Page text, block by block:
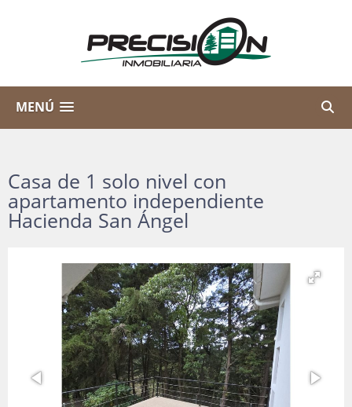
MENÚ
Casa de 1 solo nivel con
apartamento independiente
Hacienda San Ángel